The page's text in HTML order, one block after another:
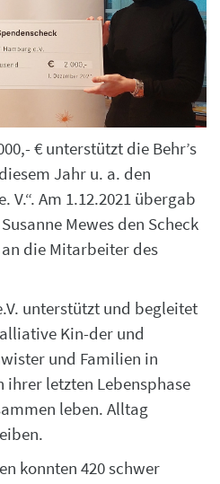
€ unterstützt die Behr’s
Jahr u. a. den
V.“. Am 1.12.2021 übergab
Mewes den Scheck
die Mitarbeiter des
unterstützt und begleitet
Kin-der und
und Familien in
letzten Lebensphase
leben. Alltag
konnten 420 schwer